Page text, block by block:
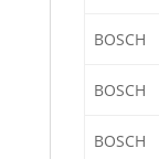
BOSCH
BOSCH
BOSCH